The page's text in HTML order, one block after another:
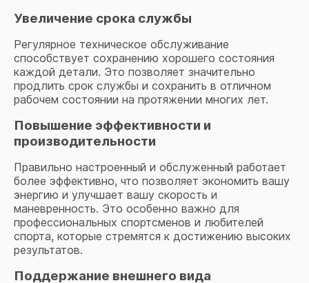
Увеличение срока службы
Регулярное техническое обслуживание
способствует сохранению хорошего состояния
каждой детали. Это позволяет значительно
продлить срок службы и сохранить в отличном
рабочем состоянии на протяжении многих лет.
Повышение эффективности и
производительности
Правильно настроенный и обслуженный работает
более эффективно, что позволяет экономить вашу
энергию и улучшает вашу скорость и
маневренность. Это особенно важно для
профессиональных спортсменов и любителей
спорта, которые стремятся к достижению высоких
результатов.
Поддержание внешнего вида